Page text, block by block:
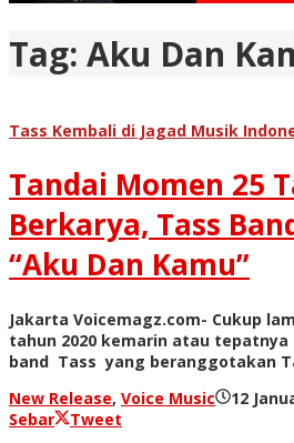
Tag: Aku Dan
Tass Kembali di Jagad Musik
Tandai Momen 25
Berkarya, Tass
“Aku Dan Kamu”
Jakarta Voicemagz.com- Cukup
tahun 2020 kemarin atau tepatnya
band Tass yang beranggotakan
New Release, Voice Music 12
Sebar
Tweet